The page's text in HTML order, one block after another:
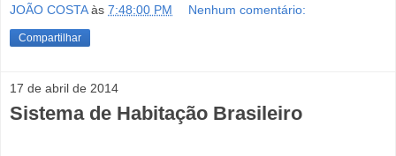
JOÃO COSTAàs 7:48:00 PM Nenhum comentário:
Compartilhar
17 de abril de 2014
Sistema de Habitação Brasileiro